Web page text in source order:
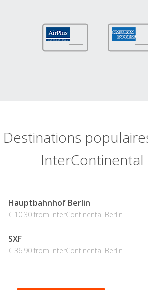
Destinations
InterContinental
Hauptbahnhof Berlin
€ 10.30 from InterContinental Berlin
SXF
€ 36.90 from InterContinental Berlin